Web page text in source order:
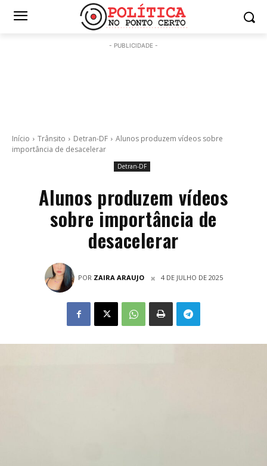
- PUBLICIDADE -
Início Trânsito Detran-DF
Alunos produzem vídeos sobre
importância de desacelerar
Detran-DF
Alunos produzem vídeos
sobre importância de
desacelerar
POR ZAIRA ARAUJO 4 DE JULHO DE 2025